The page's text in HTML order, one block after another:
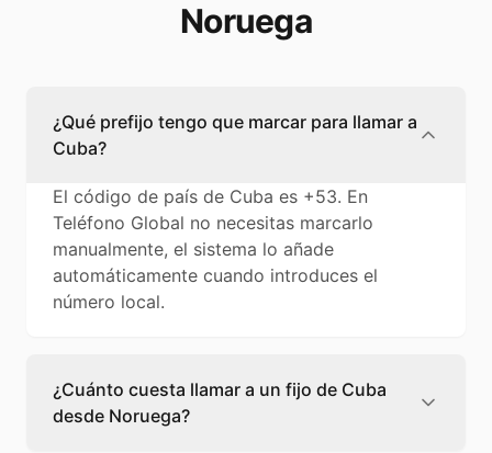
Noruega
¿Qué prefijo tengo que marcar para llamar a
Cuba?
El código de país de Cuba es +53. En
Teléfono Global no necesitas marcarlo
manualmente, el sistema lo añade
automáticamente cuando introduces el
número local.
¿Cuánto cuesta llamar a un fijo de Cuba
desde Noruega?